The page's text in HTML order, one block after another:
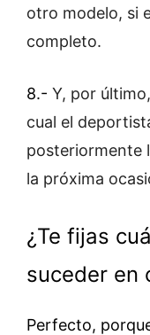
otro modelo, si
completo.
8.- Y, por
cual el
posteriormente
la próxima
¿Te fijas
suceder en
Perfecto,